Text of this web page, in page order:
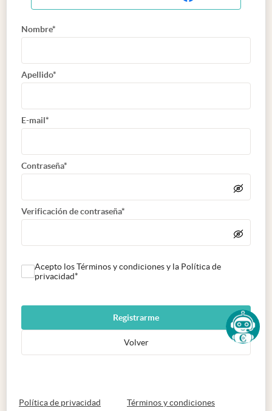
Nombre*
Apellido*
E-mail*
Contraseña*
Verificación de contraseña*
Acepto los Términos y condiciones y la Política de
privacidad*
Registrarme
Volver
Política de privacidad abre en nueva pestaña
Términos y condicionesabre en nueva